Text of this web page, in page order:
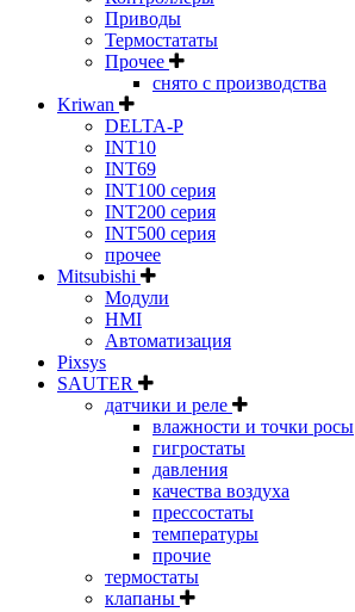
Приводы
Термостататы
Прочее
снято с производства
Kriwan
DELTA-P
INT10
INT69
INT100 серия
INT200 серия
INT500 серия
прочее
Mitsubishi
Модули
HMI
Автоматизация
Pixsys
SAUTER
датчики и реле
влажности и точки росы
гигростаты
давления
качества воздуха
прессостаты
температуры
прочие
термостаты
клапаны